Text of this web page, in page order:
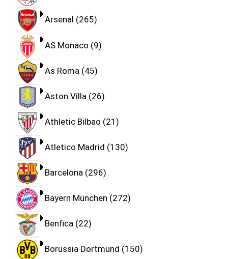
Arsenal 265
AS Monaco 9
As Roma 45
Aston Villa 26
Athletic Bilbao 21
Atletico Madrid 130
Barcelona 296
Bayern München 272
Benfica 22
Borussia Dortmund 150